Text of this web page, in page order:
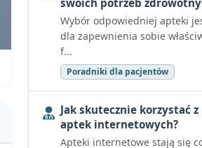
swoich potrzeb
Wybór odpowiedniej apteki
dla zapewnienia sobie
f...
Poradniki dla pacjentów
Jak skutecznie korzystać z
aptek internetowych?
Apteki internetowe stają się